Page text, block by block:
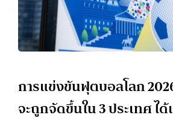
การแข่งขันฟุตบอลโลก
จะถูกจัดขึ้นใน 3 ประเทศ ไ